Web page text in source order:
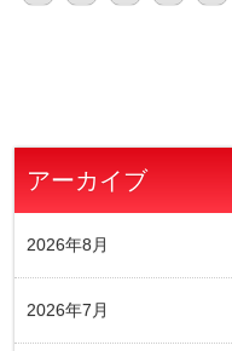
アーカイブ
2026年8月
2026年7月